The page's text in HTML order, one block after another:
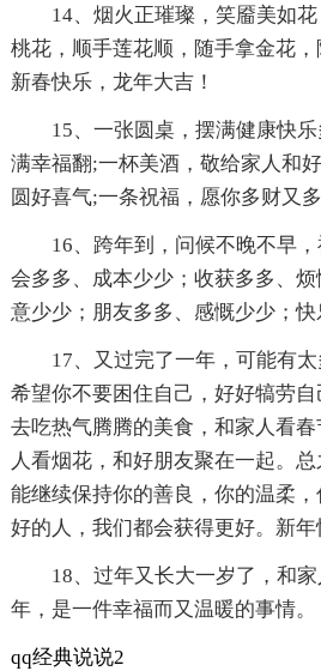
14、烟火正璀璨，笑靥美如
桃花，顺手莲花顺，随手拿金花，
新春快乐，龙年大吉！
15、一张圆桌，摆满健康快
满幸福翻;一杯美酒，敬给家人和
圆好喜气;一条祝福，愿你多财又
16、跨年到，问候不晚不早
会多多、成本少少；收获多多、
意少少；朋友多多、感慨少少；快
17、又过完了一年，可能有
希望你不要困住自己，好好犒劳
去吃热气腾腾的美食，和家人看
人看烟花，和好朋友聚在一起。
能继续保持你的善良，你的温柔
好的人，我们都会获得更好。新年
18、过年又长大一岁了，和
年，是一件幸福而又温暖的事情。
qq经典说说2